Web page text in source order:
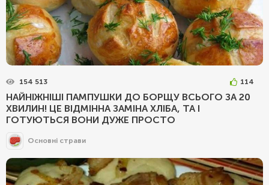
154 513 114
НАЙНІЖНІШІ ПАМПУШКИ ДО БОРЩУ ВСЬОГО ЗА 20
ХВИЛИН! ЦЕ ВІДМІННА ЗАМІНА ХЛІБА, ТА І
ГОТУЮТЬСЯ ВОНИ ДУЖЕ ПРОСТО
Основні страви